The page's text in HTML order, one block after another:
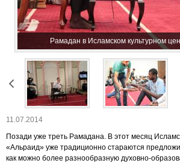
Рамадан в Исламском культурном
11.07.2014
Позади уже треть Рамадана. В этот месяц
«Альраид» уже традиционно стараются
как можно более разнообразную духовно-